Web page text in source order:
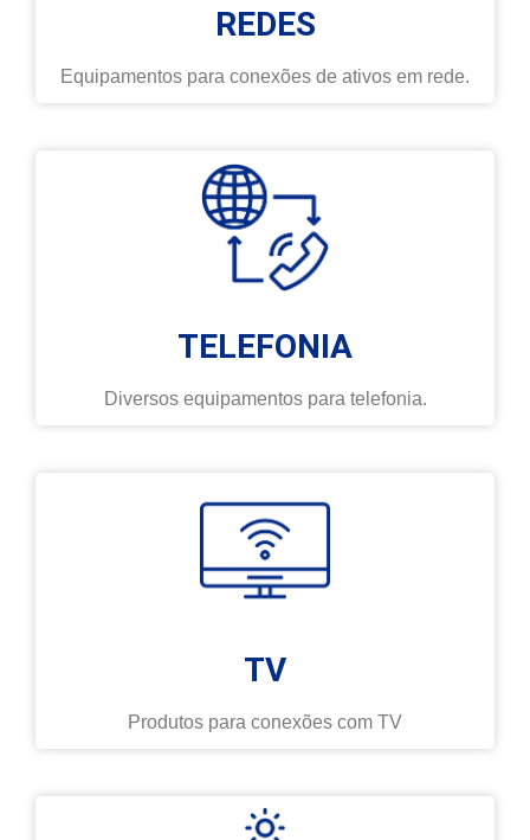
REDES
Equipamentos para conexões de ativos em rede.
TELEFONIA
Diversos equipamentos para telefonia.
TV
Produtos para conexões com TV